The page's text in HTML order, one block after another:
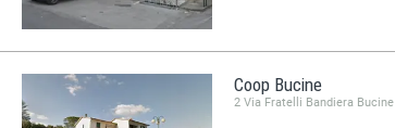
Coop Bucine
2 Via Fratelli Bandiera Bucine